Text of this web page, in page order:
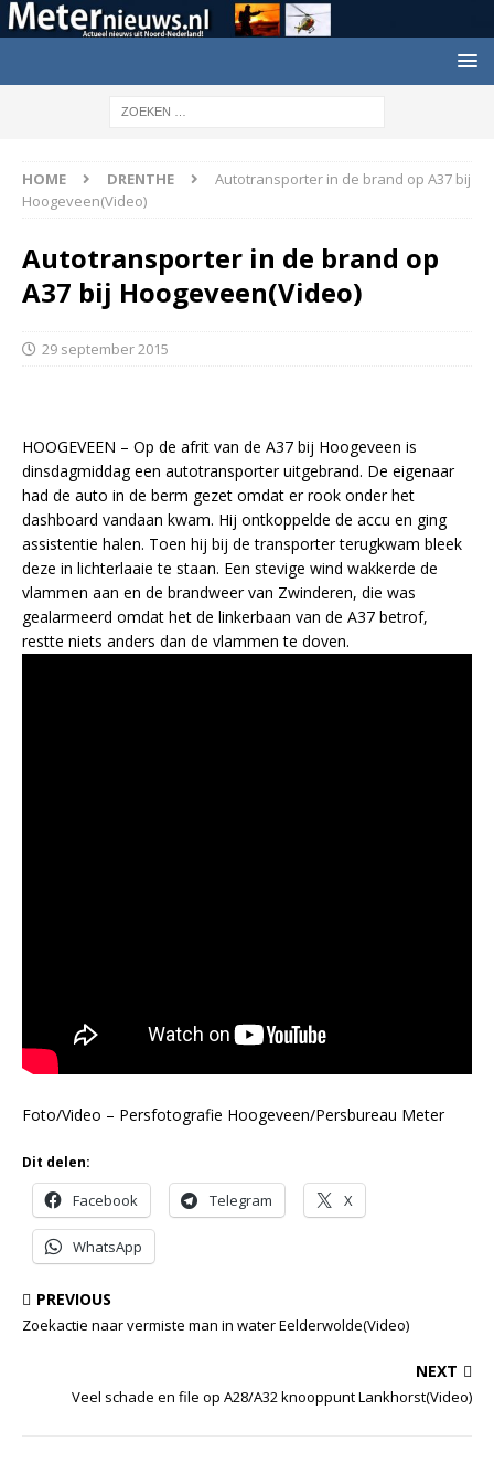
HOME DRENTHE
Autotransporter in de brand op A37 bij
Hoogeveen(Video)
Autotransporter in de brand op
A37 bij Hoogeveen(Video)
29 september 2015
HOOGEVEEN – Op de afrit van de A37 bij Hoogeveen is
dinsdagmiddag een autotransporter uitgebrand. De eigenaar
had de auto in de berm gezet omdat er rook onder het
dashboard vandaan kwam. Hij ontkoppelde de accu en ging
assistentie halen. Toen hij bij de transporter terugkwam bleek
deze in lichterlaaie te staan. Een stevige wind wakkerde de
vlammen aan en de brandweer van Zwinderen, die was
gealarmeerd omdat het de linkerbaan van de A37 betrof,
restte niets anders dan de vlammen te doven.
Foto/Video – Persfotografie Hoogeveen/Persbureau Meter
Dit delen:
Facebook Telegram X
WhatsApp
PREVIOUS
Zoekactie naar vermiste man in water Eelderwolde(Video)
NEXT
Veel schade en file op A28/A32 knooppunt Lankhorst(Video)